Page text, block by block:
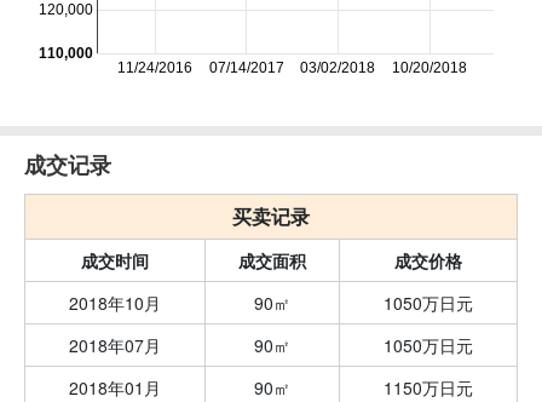
11/24/2016 07/14/2017 03/02/2018 10/20/2018
120,000
110,000
成交记录
买卖记录
成交时间 成交面积
成交价格
2018年10月
90㎡
1050万日元
2018年07月
90㎡
1050万日元
2018年01月
90㎡ 1150万日元